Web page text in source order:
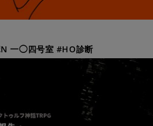
N 一◯四号室 #HO診断